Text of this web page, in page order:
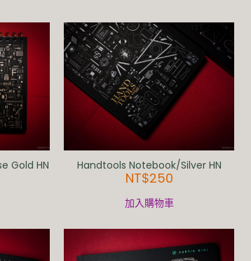
Gold HN Handtools Notebook/Silver HN
NT$250
加入購物車